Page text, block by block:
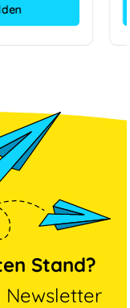
Stand?
Newsletter